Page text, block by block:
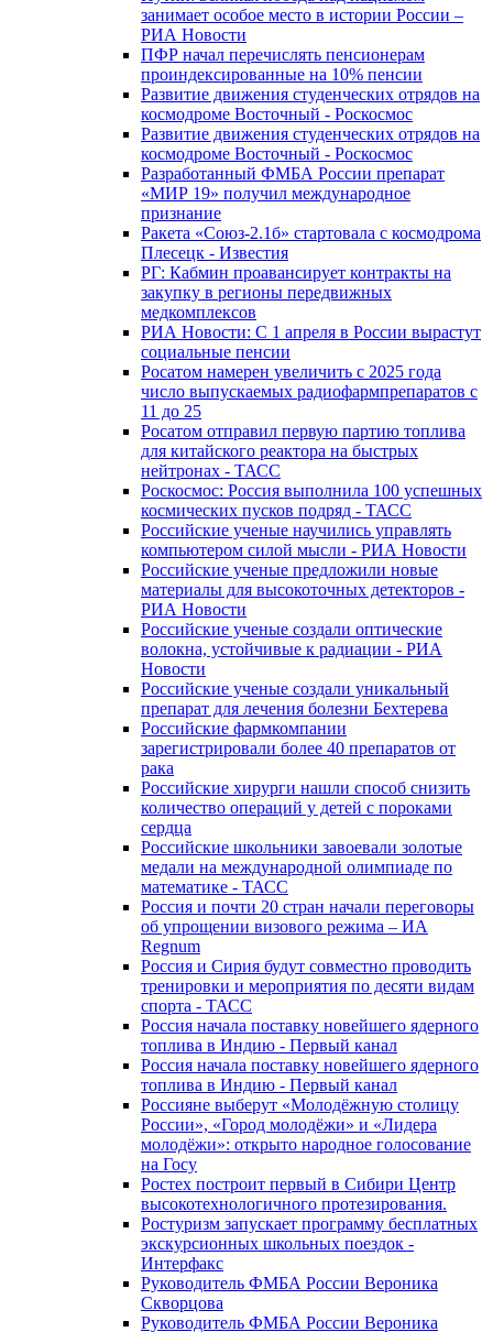
занимает особое место в истории России –
РИА Новости
ПФР начал перечислять пенсионерам
проиндексированные на 10% пенсии
Развитие движения студенческих отрядов на
космодроме Восточный - Роскосмос
Развитие движения студенческих отрядов на
космодроме Восточный - Роскосмос
Разработанный ФМБА России препарат
«МИР 19» получил международное
признание
Ракета «Союз-2.1б» стартовала с космодрома
Плесецк - Известия
РГ: Кабмин проавансирует контракты на
закупку в регионы передвижных
медкомплексов
РИА Новости: С 1 апреля в России вырастут
социальные пенсии
Росатом намерен увеличить с 2025 года
число выпускаемых радиофармпрепаратов с
11 до 25
Росатом отправил первую партию топлива
для китайского реактора на быстрых
нейтронах - ТАСС
Роскосмос: Россия выполнила 100 успешных
космических пусков подряд - ТАСС
Российские ученые научились управлять
компьютером силой мысли - РИА Новости
Российские ученые предложили новые
материалы для высокоточных детекторов -
РИА Новости
Российские ученые создали оптические
волокна, устойчивые к радиации - РИА
Новости
Российские ученые создали уникальный
препарат для лечения болезни Бехтерева
Российские фармкомпании
зарегистрировали более 40 препаратов от
рака
Российские хирурги нашли способ снизить
количество операций у детей с пороками
сердца
Российские школьники завоевали золотые
медали на международной олимпиаде по
математике - ТАСС
Россия и почти 20 стран начали переговоры
об упрощении визового режима – ИА
Regnum
Россия и Сирия будут совместно проводить
тренировки и мероприятия по десяти видам
спорта - ТАСС
Россия начала поставку новейшего ядерного
топлива в Индию - Первый канал
Россия начала поставку новейшего ядерного
топлива в Индию - Первый канал
Россияне выберут «Молодёжную столицу
России», «Город молодёжи» и «Лидера
молодёжи»: открыто народное голосование
на Госу
Ростех построит первый в Сибири Центр
высокотехнологичного протезирования.
Ростуризм запускает программу бесплатных
экскурсионных школьных поездок -
Интерфакс
Руководитель ФМБА России Вероника
Скворцова
Руководитель ФМБА России Вероника